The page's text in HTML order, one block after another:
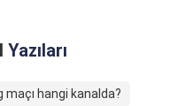
Yazıları
maçı hangi kanalda?